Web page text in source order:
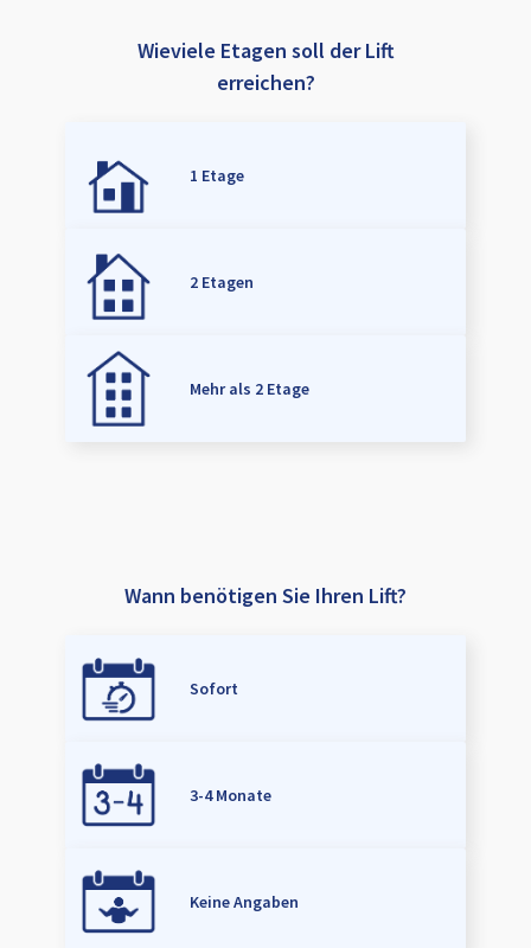
Wieviele Etagen soll der Lift
erreichen?
1 Etage
2 Etagen
Mehr als 2 Etage
Wann benötigen Sie Ihren Lift?
Sofort
3-4 Monate
Keine Angaben